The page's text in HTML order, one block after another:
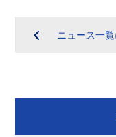
ニュース一